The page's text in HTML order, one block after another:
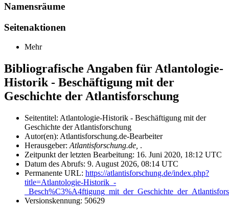
Namensräume
Seitenaktionen
Mehr
Bibliografische Angaben für Atlantologie-
Historik - Beschäftigung mit der
Geschichte der Atlantisforschung
Seitentitel: Atlantologie-Historik - Beschäftigung mit der
Geschichte der Atlantisforschung
Autor(en): Atlantisforschung.de-Bearbeiter
Herausgeber: Atlantisforschung.de, .
Zeitpunkt der letzten Bearbeitung: 16. Juni 2020, 18:12 UTC
Datum des Abrufs: 9. August 2026, 08:14 UTC
Permanente URL: https://atlantisforschung.de/index.php?
title=Atlantologie-Historik_-
Versionskennung: 50629